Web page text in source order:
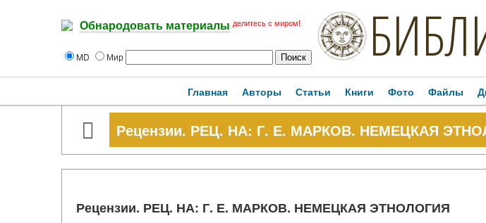
Обнародовать материалы делитесь с миром!
MD Мир
Главная Авторы Статьи Книги Фото Файлы
Рецензии. РЕЦ. НА: Г. Е. МАРКОВ. НЕМЕЦКАЯ
Рецензии. РЕЦ. НА: Г. Е. МАРКОВ. НЕМЕЦКАЯ ЭТНОЛОГИЯ